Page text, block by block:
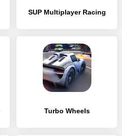
SUP Multiplayer Racing
Turbo Wheels